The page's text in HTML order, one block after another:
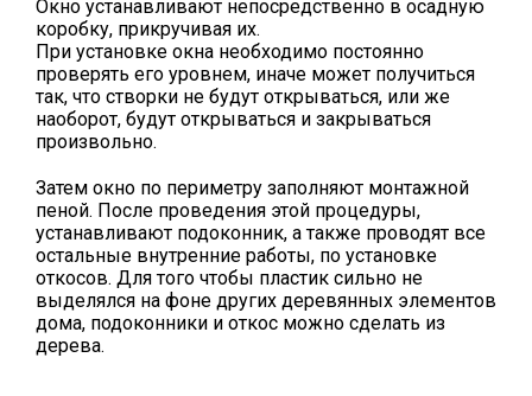
Окно устанавливают непосредственно в осадную
коробку, прикручивая их.
При установке окна необходимо постоянно
проверять его уровнем, иначе может получиться
так, что створки не будут открываться, или же
наоборот, будут открываться и закрываться
произвольно.
Затем окно по периметру заполняют монтажной
пеной. После проведения этой процедуры,
устанавливают подоконник, а также проводят все
остальные внутренние работы, по установке
откосов. Для того чтобы пластик сильно не
выделялся на фоне других деревянных элементов
дома, подоконники и откос можно сделать из
дерева.